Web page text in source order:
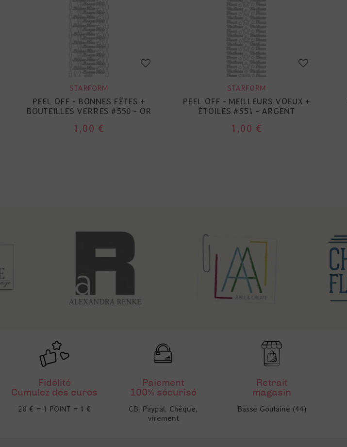
STARFORM
PEEL OFF - BONNES FÊTES +
BOUTEILLES VERRES #550 - OR
1,00 €
STARFORM
PEEL OFF - MEILLEURS VOEUX +
ÉTOILES #551 - ARGENT
1,00 €
Fidélité
Cumulez des euros
20 € = 1 POINT = 1 €
Paiement
100% sécurisé
CB, Paypal, Chèque,
virement
Retrait
magasin
Basse Goulaine (44)